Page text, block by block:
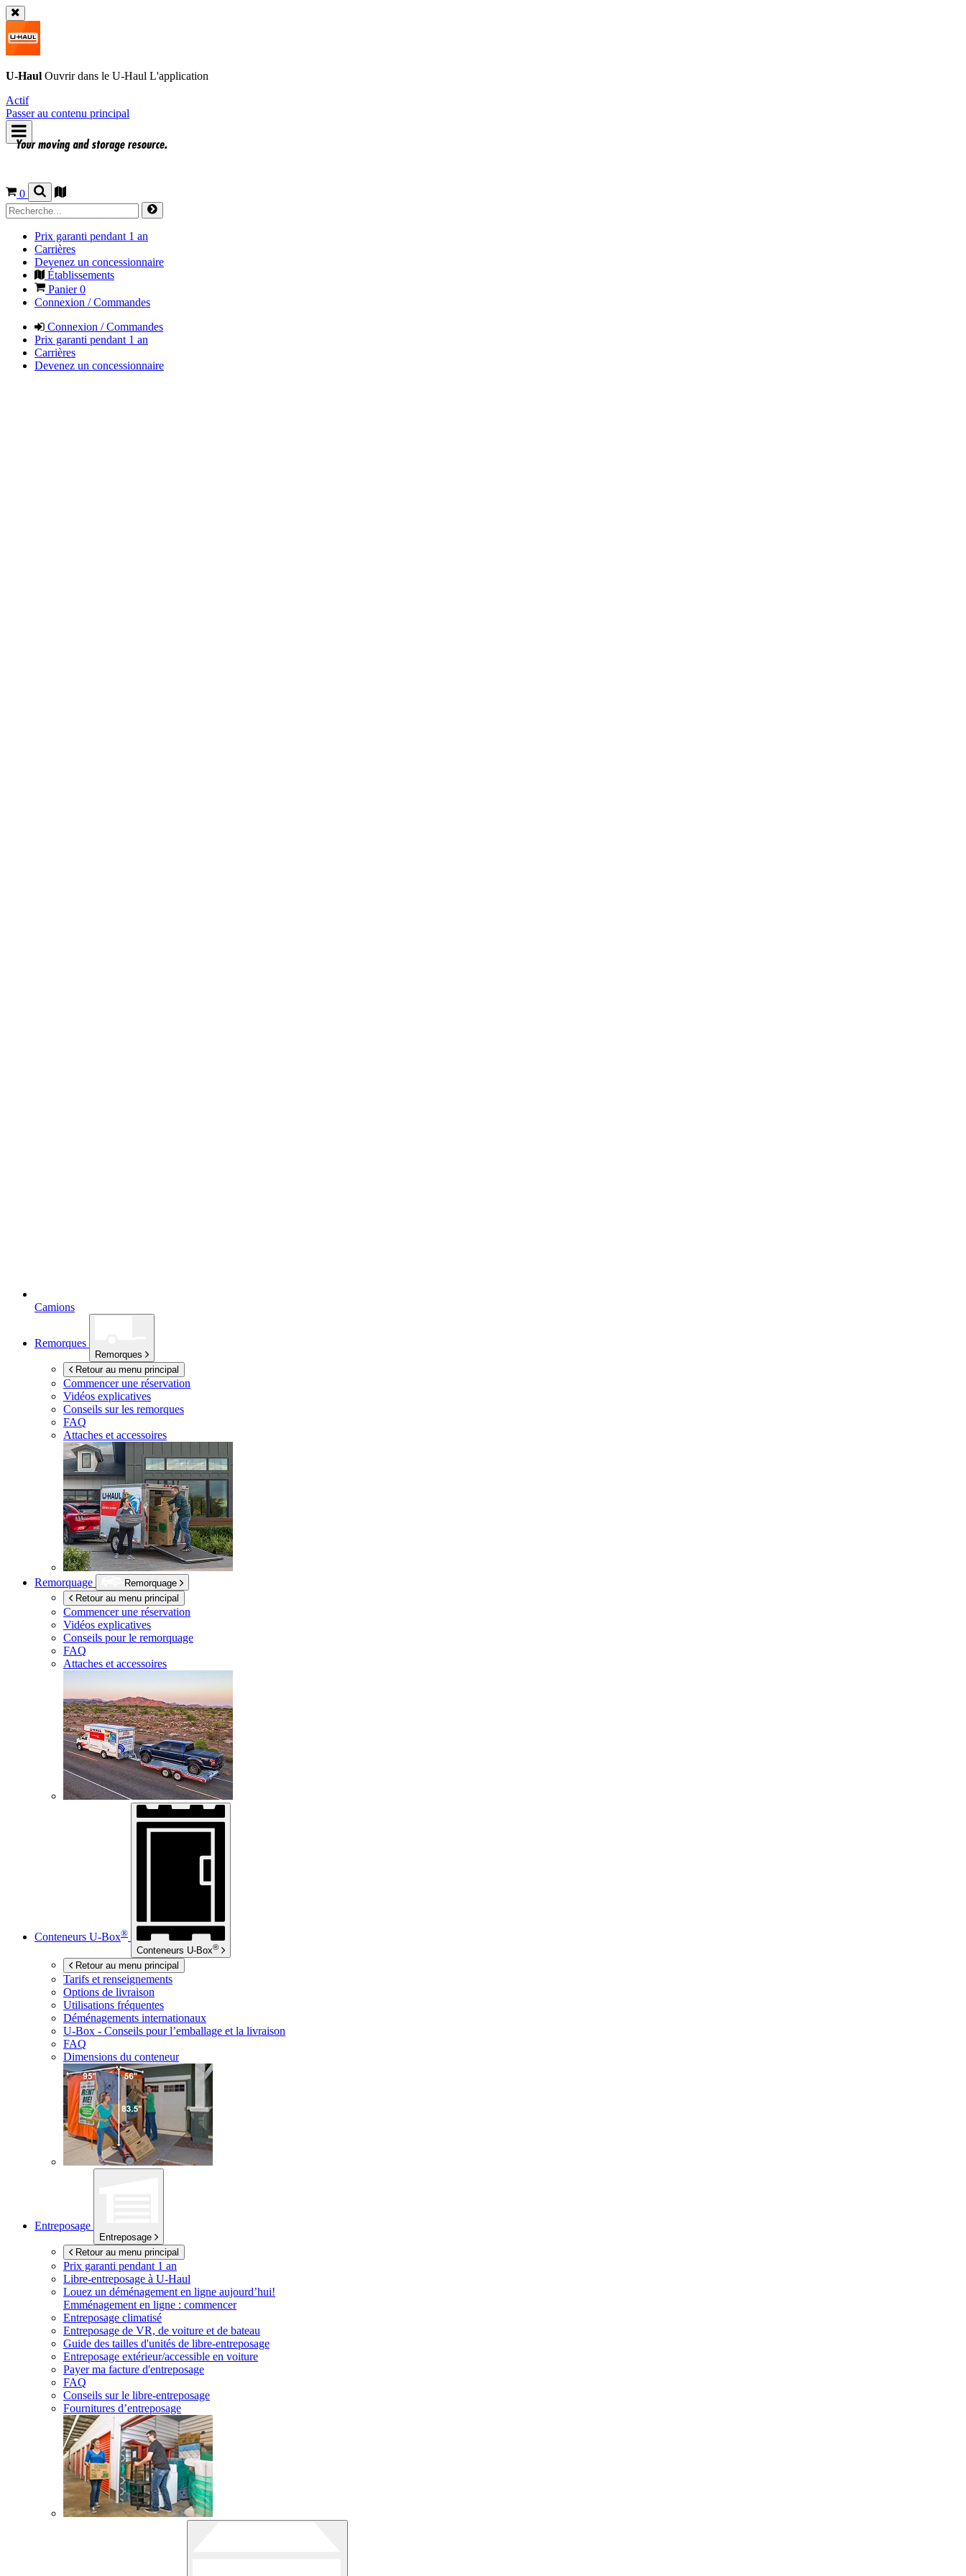
U-Haul Ouvrir dans le U-Haul L'application
Actif
Passer au contenu principal
0
Prix garanti pendant 1 an
Carrières
Devenez un concessionnaire
Établissements
Panier0
Connexion / Commandes
Connexion / Commandes
Prix garanti pendant 1 an
Carrières
Devenez un concessionnaire
Camions
Remorques
Remorques
Retour au menu principal
Commencer une réservation
Vidéos explicatives
Conseils sur les remorques
FAQ
Attaches et accessoires
Remorquage
Remorquage
Retour au menu principal
Commencer une réservation
Vidéos explicatives
Conseils pour le remorquage
FAQ
Attaches et accessoires
Conteneurs U-Box®
Conteneurs U-Box®
Retour au menu principal
Tarifs et renseignements
Options de livraison
Utilisations fréquentes
Déménagements internationaux
U-Box - Conseils pour l’emballage et la livraison
FAQ
Dimensions du conteneur
Entreposage
Entreposage
Retour au menu principal
Prix garanti pendant 1 an
Libre-entreposage à U-Haul
Louez un déménagement en ligne aujourd’hui!
Emménagement en ligne : commencer
Entreposage climatisé
Entreposage de VR, de voiture et de bateau
Guide des tailles d'unités de libre-entreposage
Entreposage extérieur/accessible en voiture
Payer ma facture d'entreposage
FAQ
Conseils sur le libre-entreposage
Fournitures d’entreposage